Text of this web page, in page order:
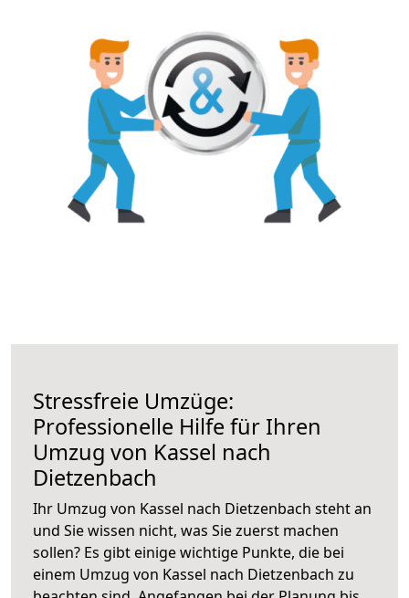
Stressfreie Umzüge:
Professionelle Hilfe für Ihren
Umzug von Kassel nach
Dietzenbach
Ihr Umzug von Kassel nach Dietzenbach steht an
und Sie wissen nicht, was Sie zuerst machen
sollen? Es gibt einige wichtige Punkte, die bei
einem Umzug von Kassel nach Dietzenbach zu